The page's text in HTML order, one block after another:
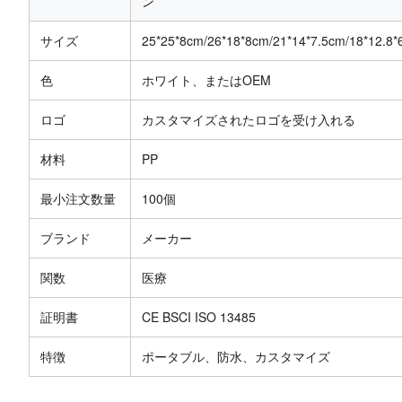
サイズ 25*25*8cm/26*18*8cm/21*14*7.5cm/
色 ホワイト、またはOEM
ロゴ カスタマイズされたロゴを受け入れる
材料 PP
最小注文数量 100個
ブランド メーカー
関数 医療
証明書 CE BSCI ISO 13485
特徴 ポータブル、防水、カスタマイズ